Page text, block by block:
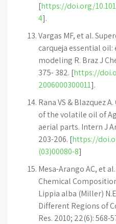
[https://doi.org/
4].
Vargas MF, et al.
carqueja essential
modeling R. Braz J
375- 382. [https://
2006000300011].
Rana VS & Blazquez
of the volatile oil of
aerial parts. Intern J
203-206. [https://
(03)00080-8]
Mesa-Arango AC, et
Chemical
Lippia alba (Miller)
Different Regions of
Res. 2010; 22(6): 568-